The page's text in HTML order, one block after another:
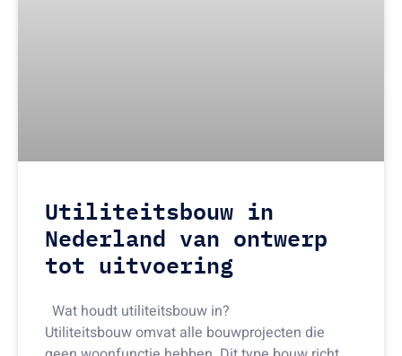
Utiliteitsbouw in
Nederland van ontwerp
tot uitvoering
Wat houdt utiliteitsbouw in?
Utiliteitsbouw omvat alle bouwprojecten die